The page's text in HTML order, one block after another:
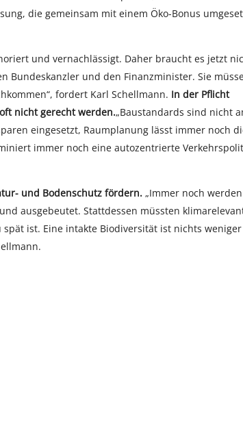
die gemeinsam mit einem Öko-Bonus
und vernachlässigt. Daher braucht es jetzt
Bundeskanzler und den Finanzminister. Sie
fordert Karl Schellmann. In der Pflicht
nicht gerecht werden.„Baustandards sind nicht
eingesetzt, Raumplanung lässt immer noch
immer noch eine autozentrierte
und Bodenschutz fördern. „Immer noch werden
ausgebeutet. Stattdessen müssten
ist. Eine intakte Biodiversität ist nichts weniger